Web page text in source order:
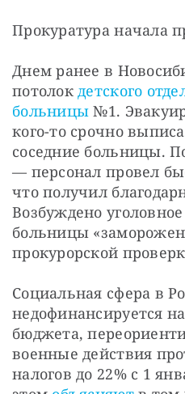
Прокуратура начала
Днем ранее в
потолок детского
больницы №1.
кого-то срочно
соседние больницы.
— персонал провел
что получил
Возбуждено
больницы
прокурорской
Социальная сфера в
недофинансируется
бюджета,
военные действия
налогов до 22% с 1